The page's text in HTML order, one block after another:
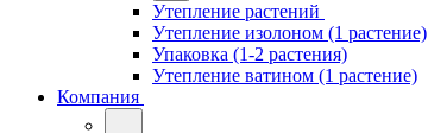
Утепление растений
Утепление изолоном (1 растение)
Упаковка (1-2 растения)
Утепление ватином (1 растение)
Компания